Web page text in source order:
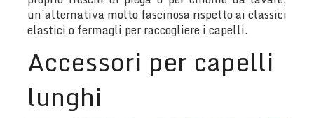
un’alternativa molto fascinosa rispetto ai classici
elastici o fermagli per raccogliere i capelli.
Accessori per capelli
lunghi